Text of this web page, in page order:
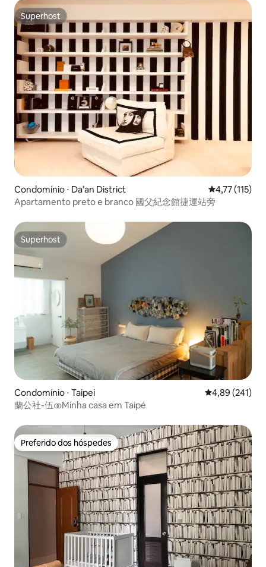
Superhost
Superhost
Condomínio ⋅ Da’an District 4,77 de uma
4,77 (115)
Apartamento preto e branco 國父紀念館捷運站旁
Superhost
Superhost
Condomínio ⋅ Taipei 4,89 de uma
4,89 (241)
蘭公社-伍 ⚭ Minha casa em Taipé
Preferido dos hóspedes
Preferido dos hóspedes